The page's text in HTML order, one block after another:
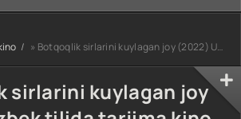
tarjima kino Full
HD tas-ix
» Botqoqlik sirlarini kuylagan joy (2022) Uzbek tilida tarjima kino
sirlarini kuylagan joy